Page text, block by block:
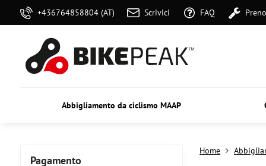
+436764858804 (AT) Scrivici FAQ
Abbigliamento da ciclismo MAAP
Home
Pagamento